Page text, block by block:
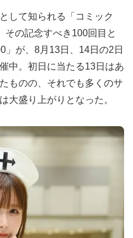
して知られる「コミック
その記念すべき100回目と
」が、8月13日、14日の2日
中。初日に当たる13日はあ
ものの、それでも多くのサ
大盛り上がりとなった。